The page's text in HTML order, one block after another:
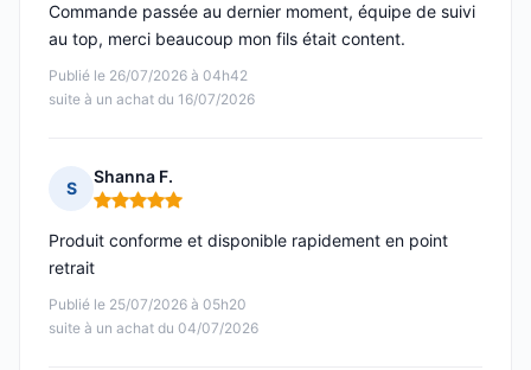
Publié le 26/07/2026 à 04h42
suite à un achat du 16/07/2026
Commande passée au dernier moment, équipe de suivi
au top, merci beaucoup mon fils était content.
S
Shanna F.
Note : 5 sur 5
Publié le 25/07/2026 à 05h20
suite à un achat du 04/07/2026
Produit conforme et disponible rapidement en point
retrait